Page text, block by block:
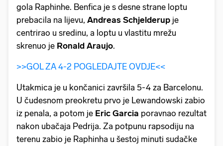
gola Raphinhe. Benfica je s desne strane loptu
prebacila na lijevu, Andreas Schjelderup je
centrirao u sredinu, a loptu u vlastitu mrežu
skrenuo je Ronald Araujo.
>>GOL ZA 4-2 POGLEDAJTE OVDJE<<
Utakmica je u končanici završila 5-4 za Barcelonu.
U čudesnom preokretu prvo je Lewandowski zabio
iz penala, a potom je Eric Garcia poravnao rezultat
nakon ubačaja Pedrija. Za potpunu rapsodiju na
terenu zabio je Raphinha u šestoj minuti sudačke